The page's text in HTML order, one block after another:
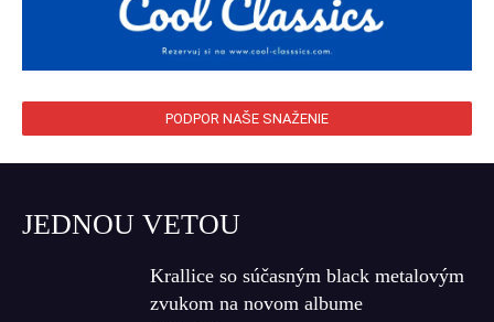
PODPOR NAŠE SNAŽENIE
JEDNOU VETOU
Krallice so súčasným black metalovým
zvukom na novom albume